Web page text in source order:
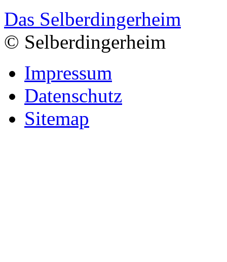
Das Selberdingerheim
© Selberdingerheim
Impressum
Datenschutz
Sitemap